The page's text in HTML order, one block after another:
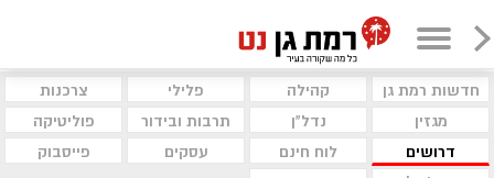
חדשות רמת גן קהילה פלילי
צרכנות
מגזין
נדל"ן תרבות ובידור
פוליטיקה
דרושים
לוח חינם עסקים
פייסבוק